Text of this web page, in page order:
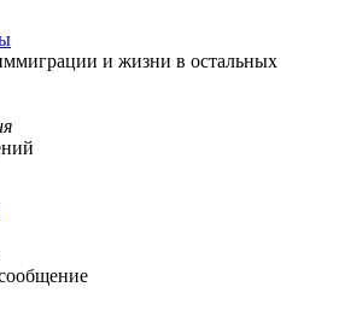
и жизни в остальных